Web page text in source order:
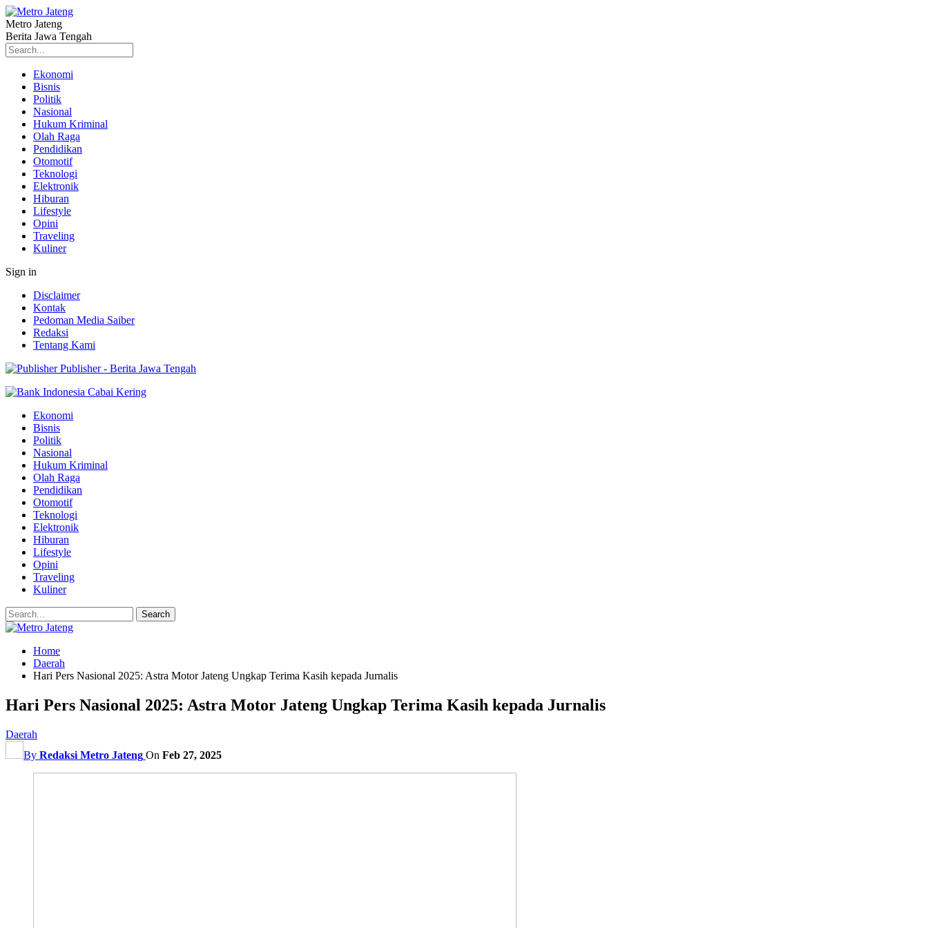
Metro Jateng
Berita Jawa Tengah
Ekonomi
Bisnis
Politik
Nasional
Hukum Kriminal
Olah Raga
Pendidikan
Otomotif
Teknologi
Elektronik
Hiburan
Lifestyle
Opini
Traveling
Kuliner
Sign in
Disclaimer
Kontak
Pedoman Media Saiber
Redaksi
Tentang Kami
Publisher - Berita Jawa Tengah
Ekonomi
Bisnis
Politik
Nasional
Hukum Kriminal
Olah Raga
Pendidikan
Otomotif
Teknologi
Elektronik
Hiburan
Lifestyle
Opini
Traveling
Kuliner
Home
Daerah
Hari Pers Nasional 2025: Astra Motor Jateng Ungkap Terima Kasih kepada Jurnalis
Hari Pers Nasional 2025: Astra Motor Jateng Ungkap Terima Kasih kepada Jurnalis
Daerah
By Redaksi Metro Jateng On Feb 27, 2025